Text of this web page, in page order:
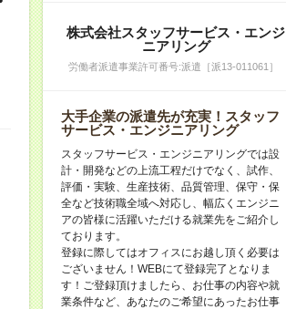
株式会社スタッフサービス・エンジ
ニアリング
労働者派遣事業許可番号:派遣［派13-011061］
大手企業の派遣先が充実！スタッフ
サービス・エンジニアリング
スタッフサービス・エンジニアリングでは設
計・開発などの上流工程だけでなく、試作、
評価・実験、生産技術、品質管理、保守・保
全など技術職全域へ対応し、幅広くエンジニ
アの皆様に活躍いただける就業先をご紹介し
ております。
登録に際してはオフィスにお越し頂く必要は
ございません！WEBにて登録完了となりま
す！ご登録頂けましたら、お仕事の内容や就
業条件など、あなたのご希望にあったお仕事